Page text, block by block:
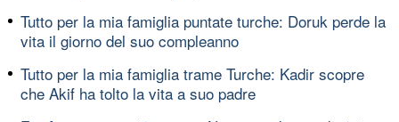
Tutto per la mia famiglia puntate turche: Doruk perde la
vita il giorno del suo compleanno
Tutto per la mia famiglia trame Turche: Kadir scopre
che Akif ha tolto la vita a suo padre